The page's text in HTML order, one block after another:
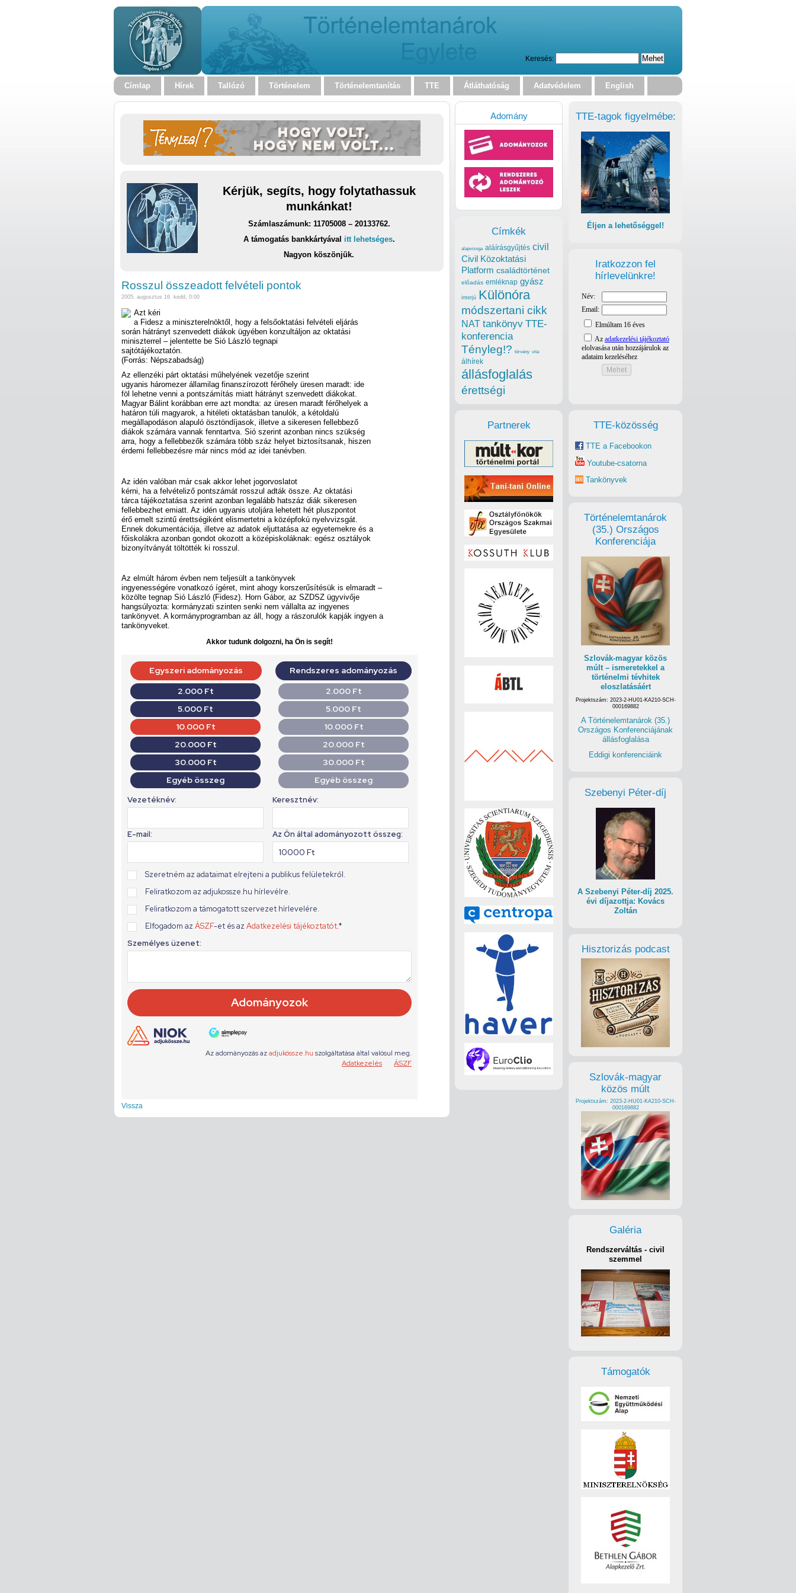
Keresés:
Címlap Hírek Tallózó Történelem Történelemtanítás TTE Átláthatóság Adatvédelem English
Kérjük, segíts, hogy folytathassuk
munkánkat!
Számlaszámunk: 11705008 – 20133762.
A támogatás bankkártyával itt lehetséges.
Nagyon köszönjük.
Rosszul összeadott felvételi pontok
2005. augusztus 16. kedd, 0:00
Azt kéri
a Fidesz a miniszterelnöktől, hogy a felsőoktatási felvételi eljárás
során hátrányt szenvedett diákok ügyében konzultáljon az oktatási
miniszterrel – jelentette be Sió László tegnapi
sajtótájékoztatón.
(Forrás: Népszabadság)
Az ellenzéki párt oktatási műhelyének vezetője szerint
ugyanis háromezer államilag finanszírozott férőhely üresen maradt: ide
föl lehetne venni a pontszámítás miatt hátrányt szenvedett diákokat.
Magyar Bálint korábban erre azt mondta: az üresen maradt férőhelyek a
határon túli magyarok, a hitéleti oktatásban tanulók, a kétoldalú
megállapodáson alapuló ösztöndíjasok, illetve a sikeresen fellebbező
diákok számára vannak fenntartva. Sió szerint azonban nincs szükség
arra, hogy a fellebbezők számára több száz helyet biztosítsanak, hiszen
érdemi fellebbezésre már nincs mód az idei tanévben.
Az idén valóban már csak akkor lehet jogorvoslatot
kérni, ha a felvételiző pontszámát rosszul adták össze. Az oktatási
tárca tájékoztatása szerint azonban legalább hatszáz diák sikeresen
fellebbezhet emiatt. Az idén ugyanis utoljára lehetett hét pluszpontot
érő emelt szintű érettségiként elismertetni a középfokú nyelvvizsgát.
Ennek dokumentációja, illetve az adatok eljuttatása az egyetemekre és a
főiskolákra azonban gondot okozott a középiskoláknak: egész osztályok
bizonyítványát töltötték ki rosszul.
Az elmúlt három évben nem teljesült a tankönyvek
ingyenességére vonatkozó ígéret, mint ahogy korszerűsítésük is elmaradt –
közölte tegnap Sió László (Fidesz). Horn Gábor, az SZDSZ ügyvivője
hangsúlyozta: kormányzati szinten senki nem vállalta az ingyenes
tankönyvet. A kormányprogramban az áll, hogy a rászorulók kapják ingyen a
tankönyveket.
Akkor tudunk dolgozni, ha Ön is segít!
Vissza
TTE-tagok figyelmébe:
Éljen a lehetőséggel!
Iratkozzon fel
hírlevelünkre!
TTE-közösség
TTE a Facebookon
Youtube-csatorna
Tankönyvek
Történelemtanárok
(35.) Országos
Konferenciája
Szlovák-magyar közös
múlt – ismeretekkel a
történelmi tévhitek
eloszlatásáért
Projektszám: 2023-2-HU01-KA210-SCH-
000169882
A Történelemtanárok (35.)
Országos Konferenciájának
állásfoglalása
Eddigi konferenciáink
Szebenyi Péter-díj
A Szebenyi Péter-díj 2025.
évi díjazottja: Kovács
Zoltán
Hisztorizás podcast
Szlovák-magyar
közös múlt
Projektszám: 2023-2-HU01-KA210-SCH-
000169882
Galéria
Rendszerváltás - civil
szemmel
Támogatók
Adomány
Címkék
alapvizsga aláírásgyűjtés civil
Civil Közoktatási
Platform családtörténet
előadás emléknap gyász
interjú Különóra
módszertani cikk
NAT tankönyv TTE-
konferencia
Tényleg!? törvény vita
álhírek
állásfoglalás
érettségi
Partnerek